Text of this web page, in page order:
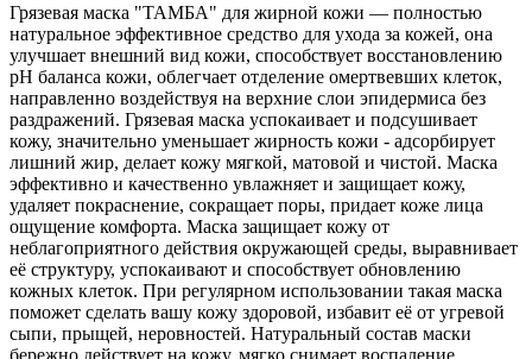
Грязевая маска "ТАМБА" для жирной кожи — полностью
натуральное эффективное средство для ухода за кожей, она
улучшает внешний вид кожи, способствует восстановлению
рН баланса кожи, облегчает отделение омертвевших клеток,
направленно воздействуя на верхние слои эпидермиса без
раздражений. Грязевая маска успокаивает и подсушивает
кожу, значительно уменьшает жирность кожи - адсорбирует
лишний жир, делает кожу мягкой, матовой и чистой. Маска
эффективно и качественно увлажняет и защищает кожу,
удаляет покраснение, сокращает поры, придает коже лица
ощущение комфорта. Маска защищает кожу от
неблагоприятного действия окружающей среды, выравнивает
её структуру, успокаивают и способствует обновлению
кожных клеток. При регулярном использовании такая маска
поможет сделать вашу кожу здоровой, избавит её от угревой
сыпи, прыщей, неровностей. Натуральный состав маски
бережно действует на кожу, мягко снимает воспаление,